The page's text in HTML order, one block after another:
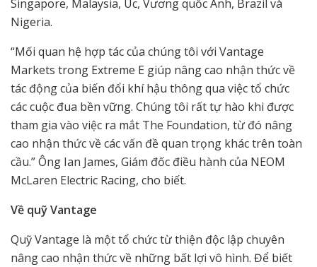
Singapore, Malaysia, Úc, Vương quốc Anh, Brazil và
Nigeria.
“Mối quan hệ hợp tác của chúng tôi với Vantage
Markets trong Extreme E giúp nâng cao nhận thức về
tác động của biến đổi khí hậu thông qua việc tổ chức
các cuộc đua bền vững. Chúng tôi rất tự hào khi được
tham gia vào việc ra mắt The Foundation, từ đó nâng
cao nhận thức về các vấn đề quan trọng khác trên toàn
cầu.” Ông Ian James, Giám đốc điều hành của NEOM
McLaren Electric Racing, cho biết.
Về quỹ Vantage
Quỹ Vantage là một tổ chức từ thiện độc lập chuyên
nâng cao nhận thức về những bất lợi vô hình. Để biết